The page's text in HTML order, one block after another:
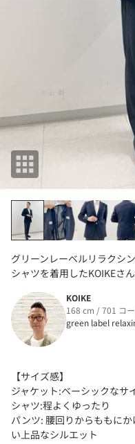
グリーンレーベルリラクシ
シャツを着用したKOIKEさ
KOIKE
168 cm / 701 コ
green label
【サイズ感】
ジャケット:ベーシックなサ
シャツ:程よくゆったり
パンツ: 腰回りからももに
い上品なシルエット